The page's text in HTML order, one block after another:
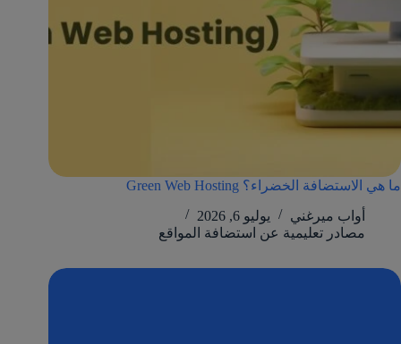
ما هي الاستضافة الخضراء؟ Green Web Hosting
أواب ميرغني
يوليو 6, 2026
مصادر تعليمية عن استضافة المواقع